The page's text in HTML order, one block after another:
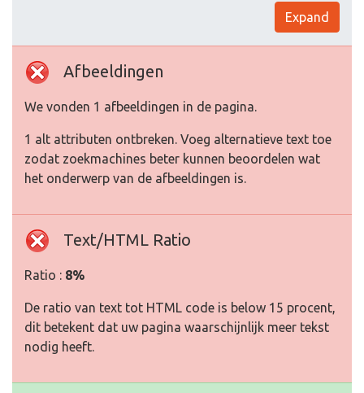
Expand
Afbeeldingen
We vonden 1 afbeeldingen in de pagina.
1 alt attributen ontbreken. Voeg alternatieve text toe
zodat zoekmachines beter kunnen beoordelen wat
het onderwerp van de afbeeldingen is.
Text/HTML Ratio
Ratio : 8%
De ratio van text tot HTML code is below 15 procent,
dit betekent dat uw pagina waarschijnlijk meer tekst
nodig heeft.